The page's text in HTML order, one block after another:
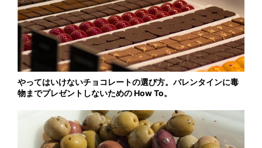
やってはいけないチョコレートの選び方。バレンタインに毒
物までプレゼントしないための How To。